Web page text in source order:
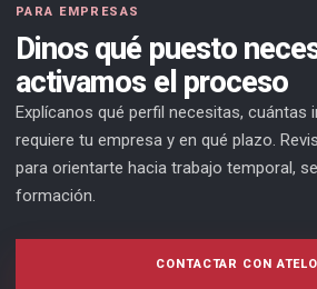
PARA EMPRESAS
Dinos qué puesto
activamos el proceso
Explícanos qué perfil necesitas, cuántas
requiere tu empresa y en qué plazo.
para orientarte hacia trabajo temporal,
formación.
CONTACTAR CON